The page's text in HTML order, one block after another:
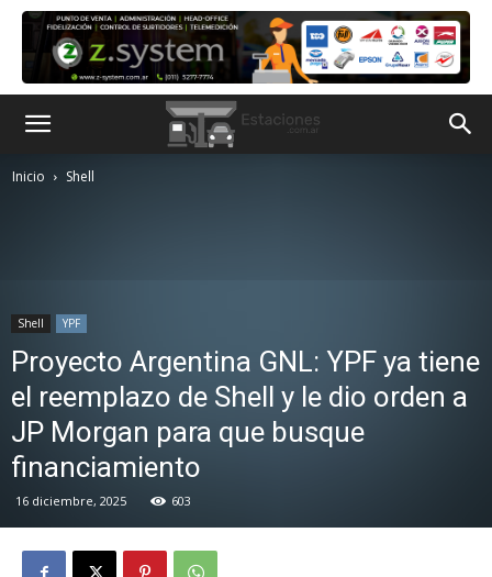
Inicio Shell
Shell YPF
Proyecto Argentina GNL: YPF ya tiene
el reemplazo de Shell y le dio orden a
JP Morgan para que busque
financiamiento
16 diciembre, 2025 603